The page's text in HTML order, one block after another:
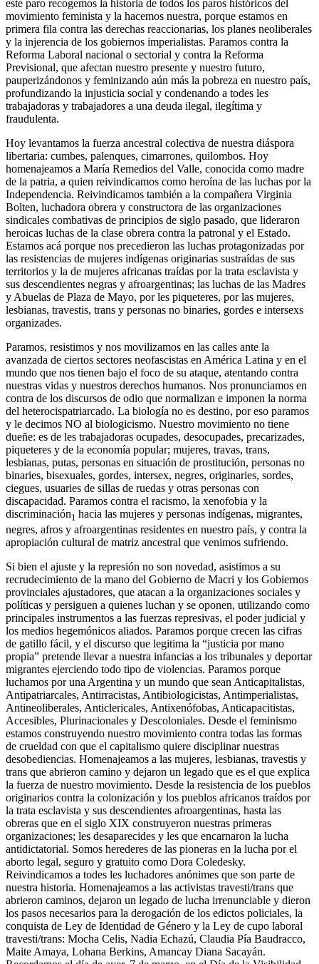
este paro recogemos la historia de todos los paros históricos del
movimiento feminista y la hacemos nuestra, porque estamos en
primera fila contra las derechas reaccionarias, los planes neoliberales
y la injerencia de los gobiernos imperialistas. Paramos contra la
Reforma Laboral nacional o sectorial y contra la Reforma
Previsional, que afectan nuestro presente y nuestro futuro,
pauperizándonos y feminizando aún más la pobreza en nuestro país,
profundizando la injusticia social y condenando a todes les
trabajadoras y trabajadores a una deuda ilegal, ilegítima y
fraudulenta.
Hoy levantamos la fuerza ancestral colectiva de nuestra diáspora
libertaria: cumbes, palenques, cimarrones, quilombos. Hoy
homenajeamos a María Remedios del Valle, conocida como madre
de la patria, a quien reivindicamos como heroína de las luchas por la
Independencia. Reivindicamos también a la compañera Virginia
Bolten, luchadora obrera y constructora de las organizaciones
sindicales combativas de principios de siglo pasado, que lideraron
heroicas luchas de la clase obrera contra la patronal y el Estado.
Estamos acá porque nos precedieron las luchas protagonizadas por
las resistencias de mujeres indígenas originarias sustraídas de sus
territorios y la de mujeres africanas traídas por la trata esclavista y
sus descendientes negras y afroargentinas; las luchas de las Madres
y Abuelas de Plaza de Mayo, por les piqueteres, por las mujeres,
lesbianas, travestis, trans y personas no binaries, gordes e intersexs
organizades.
Paramos, resistimos y nos movilizamos en las calles ante la
avanzada de ciertos sectores neofascistas en América Latina y en el
mundo que nos tienen bajo el foco de su ataque, atentando contra
nuestras vidas y nuestros derechos humanos. Nos pronunciamos en
contra de los discursos de odio que normalizan e imponen la norma
del heterocispatriarcado. La biología no es destino, por eso paramos
y le decimos NO al biologicismo. Nuestro movimiento no tiene
dueñe: es de les trabajadoras ocupades, desocupades, precarizades,
piqueteres y de la economía popular; mujeres, travas, trans,
lesbianas, putas, personas en situación de prostitución, personas no
binaries, bisexuales, gordes, intersex, negres, originaries, sordes,
ciegues, usuaries de sillas de ruedas y otras personas con
discapacidad. Paramos contra el racismo, la xenofobia y la
discriminación1 hacia las mujeres y personas indígenas, migrantes,
negres, afros y afroargentinas residentes en nuestro país, y contra la
apropiación cultural de matriz ancestral que venimos sufriendo.
Si bien el ajuste y la represión no son novedad, asistimos a su
recrudecimiento de la mano del Gobierno de Macri y los Gobiernos
provinciales ajustadores, que atacan a la organizaciones sociales y
políticas y persiguen a quienes luchan y se oponen, utilizando como
principales instrumentos a las fuerzas represivas, el poder judicial y
los medios hegemónicos aliados. Paramos porque crecen las cifras
de gatillo fácil, y el discurso que legitima la “justicia por mano
propia” pretende llevar a nuestra infancias a los tribunales y deportar
migrantes ejerciendo todo tipo de violencias. Paramos porque
luchamos por una Argentina y un mundo que sean Anticapitalistas,
Antipatriarcales, Antirracistas, Antibiologicistas, Antimperialistas,
Antineoliberales, Anticlericales, Antixenófobas, Anticapacitistas,
Accesibles, Plurinacionales y Descoloniales. Desde el feminismo
estamos construyendo nuestro movimiento contra todas las formas
de crueldad con que el capitalismo quiere disciplinar nuestras
desobediencias. Homenajeamos a las mujeres, lesbianas, travestis y
trans que abrieron camino y dejaron un legado que es el que explica
la fuerza de nuestro movimiento. Desde la resistencia de los pueblos
originarios contra la colonización y los pueblos africanos traídos por
la trata esclavista y sus descendientes afroargentinas, hasta las
obreras que en el siglo XIX construyeron nuestras primeras
organizaciones; les desaparecides y les que encarnaron la lucha
antidictatorial. Somos herederes de las pioneras en la lucha por el
aborto legal, seguro y gratuito como Dora Coledesky.
Reivindicamos a todes les luchadores anónimes que son parte de
nuestra historia. Homenajeamos a las activistas travesti/trans que
abrieron caminos, dejaron un legado de lucha irrenunciable y dieron
los pasos necesarios para la derogación de los edictos policiales, la
conquista de Ley de Identidad de Género y la Ley de cupo laboral
travesti/trans: Mocha Celis, Nadia Echazú, Claudia Pía Baudracco,
Maite Amaya, Lohana Berkins, Amancay Diana Sacayán.